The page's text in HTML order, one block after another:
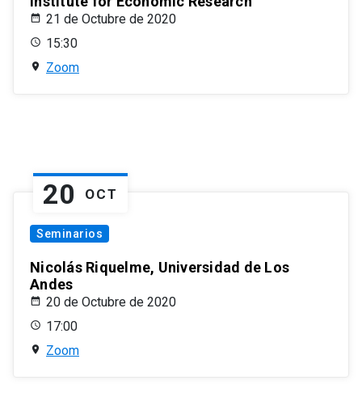
21 de Octubre de 2020
15:30
Zoom
20 OCT
Seminarios
Nicolás Riquelme, Universidad de Los
Andes
20 de Octubre de 2020
17:00
Zoom